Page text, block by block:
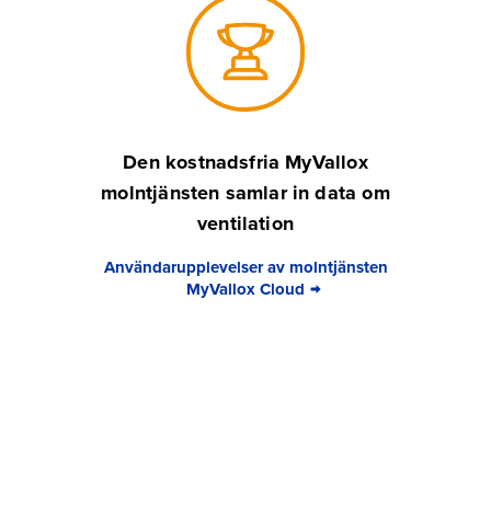
Den kostnadsfria MyVallox
molntjänsten samlar in data om
ventilation
Användarupplevelser av molntjänsten
MyVallox Cloud